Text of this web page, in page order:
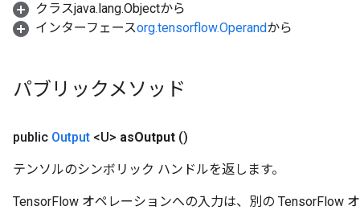
クラスjava.lang.Objectから
インターフェースorg.tensorflow.Operandから
パブリックメソッド
public Output <U> asOutput ()
テンソルのシンボリック ハンドルを返します。
TensorFlow オペレーションへの入力は、別の TensorFlow